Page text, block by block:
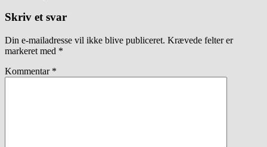
Skriv et svar
Din e-mailadresse vil ikke blive publiceret. Krævede felter er
markeret med *
Kommentar *